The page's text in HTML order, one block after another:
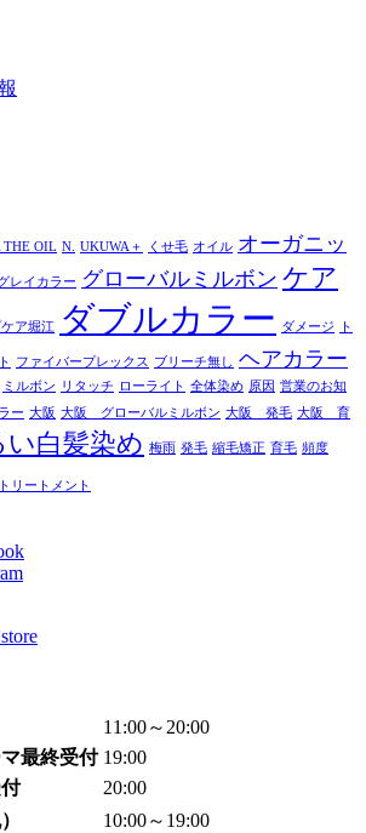
THE OIL N. UKUWA＋ くせ毛 オイル オーガニッ
レイカラー グローバルミルボン ケア
ア堀江 ダブルカラー ダメージ ト
ファイバープレックス ブリーチ無し ヘアカラー
ミルボン リタッチ ローライト 全体染め 原因 営業のお知
ー 大阪 大阪 グローバルミルボン 大阪 発毛 大阪 育
い白髪染め 梅雨 発毛 縮毛矯正 育毛 頻度
リートメント
11:00～20:00
最終受付 19:00
20:00
10:00～19:00